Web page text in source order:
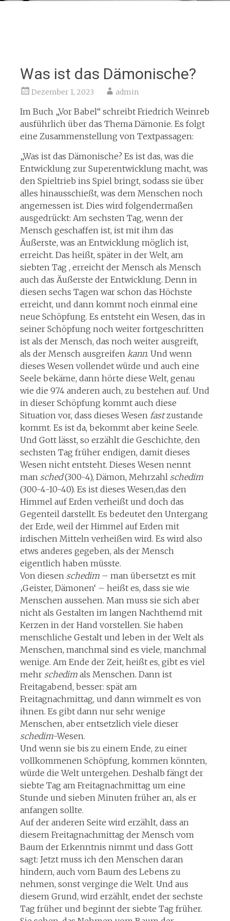
Was ist das Dämonische?
Dezember 1, 2023 admin
Im Buch „Vor Babel“ schreibt Friedrich Weinreb
ausführlich über das Thema Dämonie. Es folgt
eine Zusammenstellung von Textpassagen:
„Was ist das Dämonische? Es ist das, was die
Entwicklung zur Superentwicklung macht, was
den Spieltrieb ins Spiel bringt, sodass sie über
alles hinausschießt, was dem Menschen noch
angemessen ist. Dies wird folgendermaßen
ausgedrückt: Am sechsten Tag, wenn der
Mensch geschaffen ist, ist mit ihm das
Äußerste, was an Entwicklung möglich ist,
erreicht. Das heißt, später in der Welt, am
siebten Tag , erreicht der Mensch als Mensch
auch das Äußerste der Entwicklung. Denn in
diesen sechs Tagen war schon das Höchste
erreicht, und dann kommt noch einmal eine
neue Schöpfung. Es entsteht ein Wesen, das in
seiner Schöpfung noch weiter fortgeschritten
ist als der Mensch, das noch weiter ausgreift,
als der Mensch ausgreifen kann. Und wenn
dieses Wesen vollendet würde und auch eine
Seele bekäme, dann hörte diese Welt, genau
wie die 974 anderen auch, zu bestehen auf. Und
in dieser Schöpfung kommt auch diese
Situation vor, dass dieses Wesen fastzustande
kommt. Es ist da, bekommt aber keine Seele.
Und Gott lässt, so erzählt die Geschichte, den
sechsten Tag früher endigen, damit dieses
Wesen nicht entsteht. Dieses Wesen nennt
man sched(300-4), Dämon, Mehrzahl schedim
(300-4-10-40). Es ist dieses Wesen,das den
Himmel auf Erden verheißt und doch das
Gegenteil darstellt. Es bedeutet den Untergang
der Erde, weil der Himmel auf Erden mit
irdischen Mitteln verheißen wird. Es wird also
etws anderes gegeben, als der Mensch
eigentlich haben müsste.
Von diesen schedim– man übersetzt es mit
‚Geister, Dämonen‘ – heißt es, dass sie wie
Menschen aussehen. Man muss sie sich aber
nicht als Gestalten im langen Nachthemd mit
Kerzen in der Hand vorstellen. Sie haben
menschliche Gestalt und leben in der Welt als
Menschen, manchmal sind es viele, manchmal
wenige. Am Ende der Zeit, heißt es, gibt es viel
mehr schedimals Menschen. Dann ist
Freitagabend, besser: spät am
Freitagnachmittag, und dann wimmelt es von
ihnen. Es gibt dann nur sehr wenige
Menschen, aber entsetzlich viele dieser
schedim-Wesen.
Und wenn sie bis zu einem Ende, zu einer
vollkommenen Schöpfung, kommen könnten,
würde die Welt untergehen. Deshalb fängt der
siebte Tag am Freitagnachmittag um eine
Stunde und sieben Minuten früher an, als er
anfangen sollte.
Auf der anderen Seite wird erzählt, dass an
diesem Freitagnachmittag der Mensch vom
Baum der Erkenntnis nimmt und dass Gott
sagt: Jetzt muss ich den Menschen daran
hindern, auch vom Baum des Lebens zu
nehmen, sonst verginge die Welt. Und aus
diesem Grund, wird erzählt, endet der sechste
Tag früher und beginnt der siebte Tag früher.